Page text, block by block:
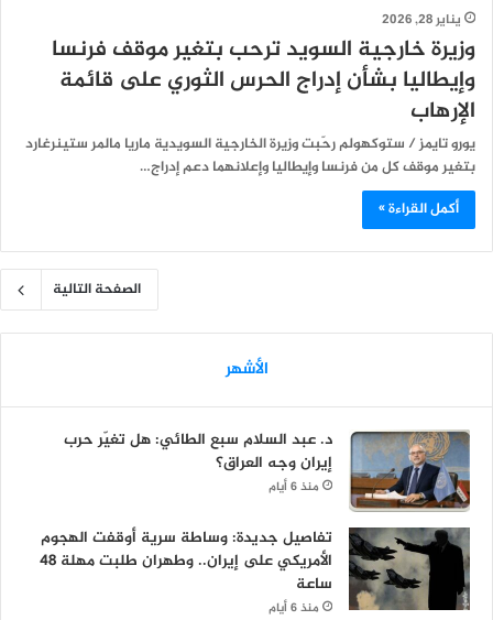
يناير 28, 2026
وزيرة خارجية السويد ترحب بتغير موقف فرنسا
وإيطاليا بشأن إدراج الحرس الثوري على قائمة
الإرهاب
يورو تايمز / ستوكهولم رحّبت وزيرة الخارجية السويدية ماريا مالمر ستينرغارد
بتغير موقف كل من فرنسا وإيطاليا وإعلانهما دعم إدراج…
أكمل القراءة »
الصفحة التالية
الأشهر
د. عبد السلام سبع الطائي: هل تغيّر حرب
إيران وجه العراق؟
منذ 6 أيام
تفاصيل جديدة: وساطة سرية أوقفت الهجوم
الأمريكي على إيران.. وطهران طلبت مهلة 48
ساعة
منذ 6 أيام